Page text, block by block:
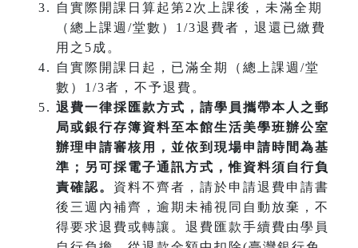
自實際開課日算起第2次上課後，未滿全期
（總上課週/堂數）1/3退費者，退還已繳費
用之5成。
自實際開課日起，已滿全期（總上課週/堂
數）1/3者，不予退費。
退費一律採匯款方式，請學員攜帶本人之郵
局或銀行存簿資料至本館生活美學班辦公室
辦理申請審核用，並依到現場申請時間為基
準；另可採電子通訊方式，惟資料須自行負
責確認。 資料不齊者，請於申請退費申請書
後三週內補齊，逾期未補視同自動放棄，不
得要求退費或轉讓。退費匯款手續費由學員